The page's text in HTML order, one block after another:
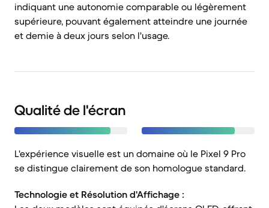
indiquant une autonomie comparable ou légèrement
supérieure, pouvant également atteindre une journée
et demie à deux jours selon l'usage.
Qualité de l'écran
L'expérience visuelle est un domaine où le Pixel 9 Pro
se distingue clairement de son homologue standard.
Technologie et Résolution d'Affichage :